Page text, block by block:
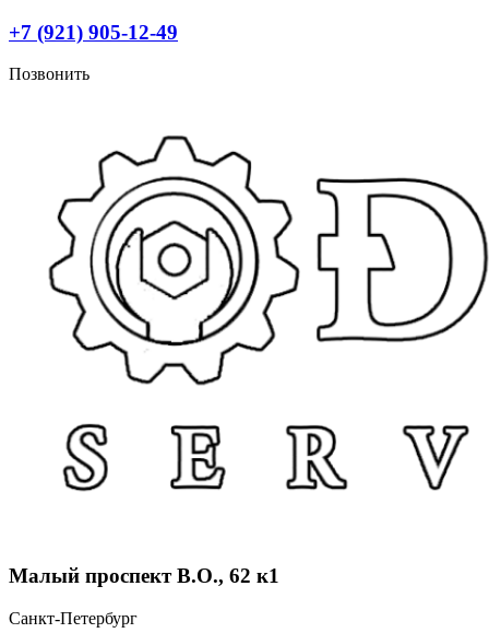
Перейти
содержимому
+7 (921) 905-12-49
Позвонить
Малый проспект В.О., 62 к1
Санкт-Петербург